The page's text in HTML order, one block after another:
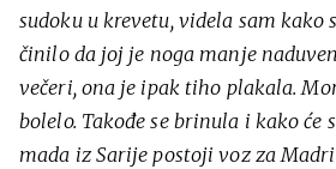
sudoku u krevetu, videla sam kako
činilo da joj je noga manje
večeri, ona je ipak tiho plakala.
bolelo. Takođe se brinula i kako će
mada iz Sarije postoji voz za